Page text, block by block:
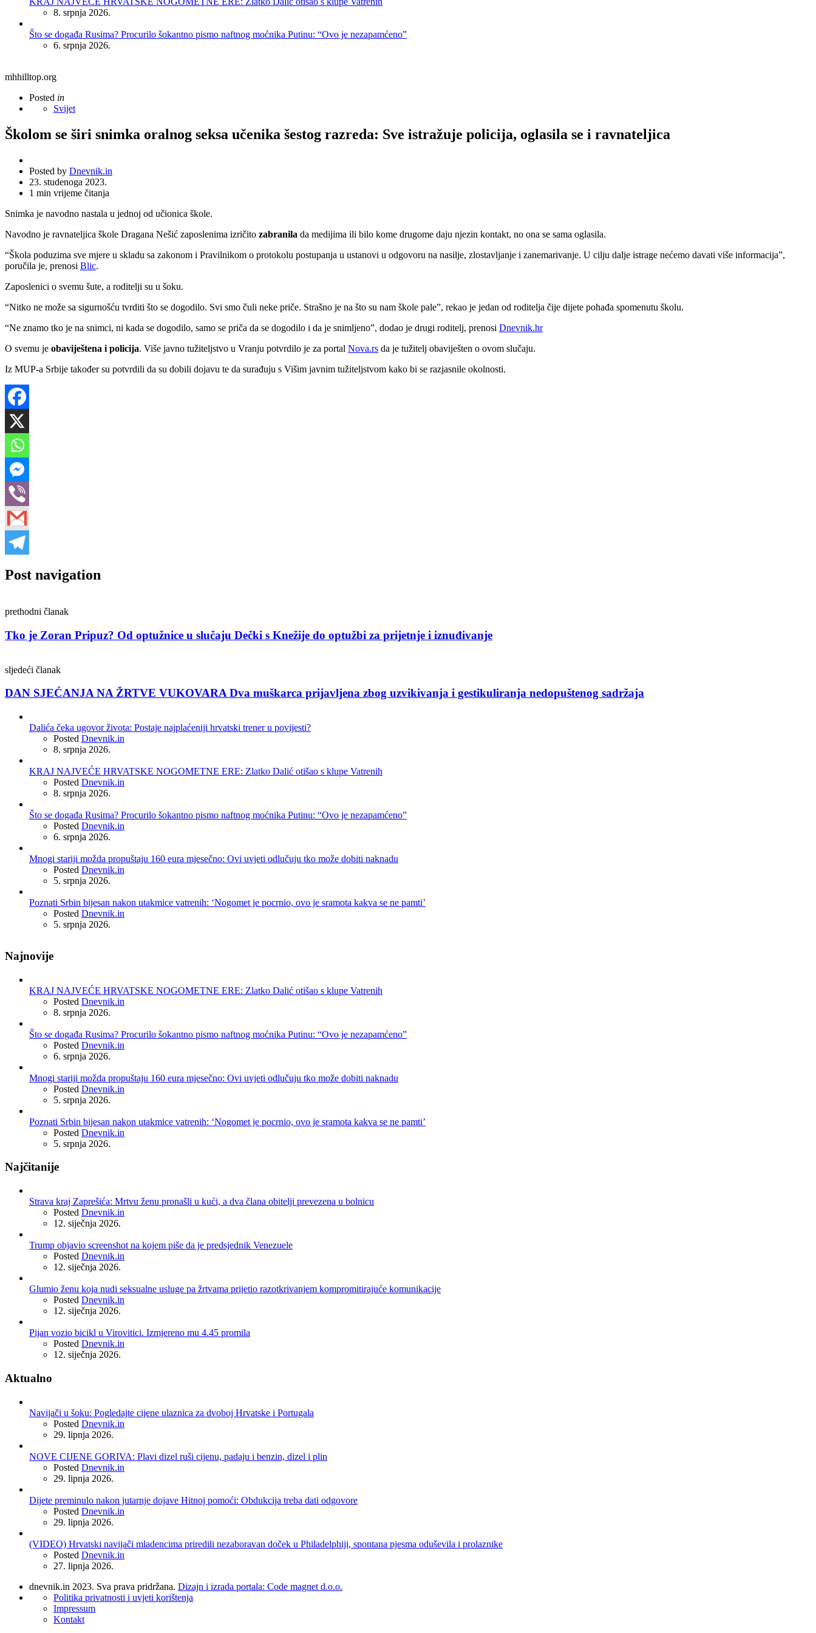
8. srpnja 2026.
Što se događa Rusima? Procurilo šokantno pismo naftnog moćnika Putinu: “Ovo je nezapamćeno”
6. srpnja 2026.
mhhilltop.org
Posted in
Svijet
Školom se širi snimka oralnog seksa učenika šestog razreda: Sve istražuje policija, oglasila se i ravnateljica
Posted by Dnevnik.in
23. studenoga 2023.
1 min vrijeme čitanja
Snimka je navodno nastala u jednoj od učionica škole.
Navodno je ravnateljica škole Dragana Nešić zaposlenima izričito zabranila da medijima ili bilo kome drugome daju njezin kontakt, no ona se sama oglasila.
“Škola poduzima sve mjere u skladu sa zakonom i Pravilnikom o protokolu postupanja u ustanovi u odgovoru na nasilje, zlostavljanje i zanemarivanje. U cilju dalje istrage nećemo davati više informacija”,
poručila je, prenosi Blic.
Zaposlenici o svemu šute, a roditelji su u šoku.
“Nitko ne može sa sigurnošću tvrditi što se dogodilo. Svi smo čuli neke priče. Strašno je na što su nam škole pale”, rekao je jedan od roditelja čije dijete pohađa spomenutu školu.
“Ne znamo tko je na snimci, ni kada se dogodilo, samo se priča da se dogodilo i da je snimljeno”, dodao je drugi roditelj, prenosi Dnevnik.hr
O svemu je obaviještena i policija. Više javno tužiteljstvo u Vranju potvrdilo je za portal Nova.rs da je tužitelj obaviješten o ovom slučaju.
Iz MUP-a Srbije također su potvrdili da su dobili dojavu te da surađuju s Višim javnim tužiteljstvom kako bi se razjasnile okolnosti.
Post navigation
prethodni članak
Tko je Zoran Pripuz? Od optužnice u slučaju Dečki s Knežije do optužbi za prijetnje i iznuđivanje
sljedeći članak
DAN SJEĆANJA NA ŽRTVE VUKOVARA Dva muškarca prijavljena zbog uzvikivanja i gestikuliranja nedopuštenog sadržaja
Dalića čeka ugovor života: Postaje najplaćeniji hrvatski trener u povijesti?
Posted Dnevnik.in
8. srpnja 2026.
KRAJ NAJVEĆE HRVATSKE NOGOMETNE ERE: Zlatko Dalić otišao s klupe Vatrenih
Posted Dnevnik.in
8. srpnja 2026.
Što se događa Rusima? Procurilo šokantno pismo naftnog moćnika Putinu: “Ovo je nezapamćeno”
Posted Dnevnik.in
6. srpnja 2026.
Mnogi stariji možda propuštaju 160 eura mjesečno: Ovi uvjeti odlučuju tko može dobiti naknadu
Posted Dnevnik.in
5. srpnja 2026.
Poznati Srbin bijesan nakon utakmice vatrenih: ‘Nogomet je pocrnio, ovo je sramota kakva se ne pamti’
Posted Dnevnik.in
5. srpnja 2026.
Najnovije
KRAJ NAJVEĆE HRVATSKE NOGOMETNE ERE: Zlatko Dalić otišao s klupe Vatrenih
Posted Dnevnik.in
8. srpnja 2026.
Što se događa Rusima? Procurilo šokantno pismo naftnog moćnika Putinu: “Ovo je nezapamćeno”
Posted Dnevnik.in
6. srpnja 2026.
Mnogi stariji možda propuštaju 160 eura mjesečno: Ovi uvjeti odlučuju tko može dobiti naknadu
Posted Dnevnik.in
5. srpnja 2026.
Poznati Srbin bijesan nakon utakmice vatrenih: ‘Nogomet je pocrnio, ovo je sramota kakva se ne pamti’
Posted Dnevnik.in
5. srpnja 2026.
Najčitanije
Strava kraj Zaprešića: Mrtvu ženu pronašli u kući, a dva člana obitelji prevezena u bolnicu
Posted Dnevnik.in
12. siječnja 2026.
Trump objavio screenshot na kojem piše da je predsjednik Venezuele
Posted Dnevnik.in
12. siječnja 2026.
Glumio ženu koja nudi seksualne usluge pa žrtvama prijetio razotkrivanjem kompromitirajuće komunikacije
Posted Dnevnik.in
12. siječnja 2026.
Pijan vozio bicikl u Virovitici. Izmjereno mu 4.45 promila
Posted Dnevnik.in
12. siječnja 2026.
Aktualno
Navijači u šoku: Pogledajte cijene ulaznica za dvoboj Hrvatske i Portugala
Posted Dnevnik.in
29. lipnja 2026.
NOVE CIJENE GORIVA: Plavi dizel ruši cijenu, padaju i benzin, dizel i plin
Posted Dnevnik.in
29. lipnja 2026.
Dijete preminulo nakon jutarnje dojave Hitnoj pomoći: Obdukcija treba dati odgovore
Posted Dnevnik.in
29. lipnja 2026.
(VIDEO) Hrvatski navijači mladencima priredili nezaboravan doček u Philadelphiji, spontana pjesma oduševila i prolaznike
Posted Dnevnik.in
27. lipnja 2026.
dnevnik.in 2023. Sva prava pridržana. Dizajn i izrada portala: Code magnet d.o.o.
Politika privatnosti i uvjeti korištenja
Impressum
Kontakt